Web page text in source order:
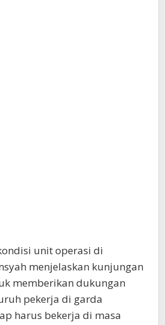
unit operasi di
menjelaskan kunjungan
memberikan dukungan
pekerja di garda
harus bekerja di masa